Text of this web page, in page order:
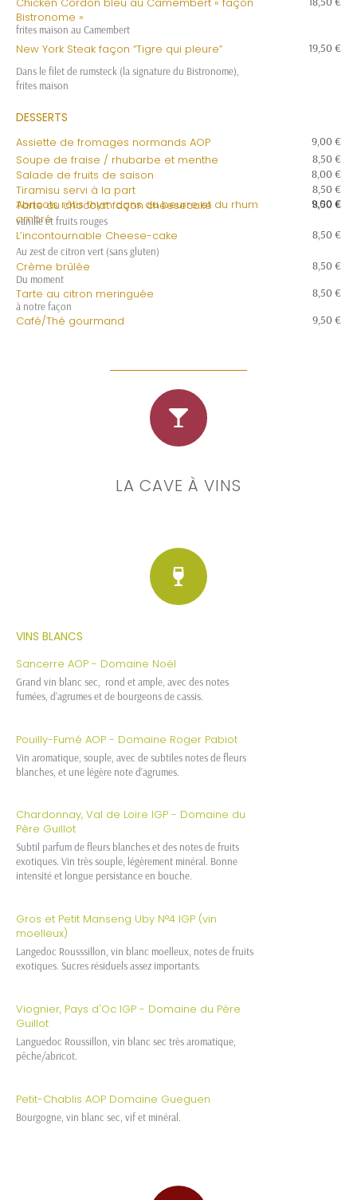
Bistronome »
frites maison au Camembert
New York Steak façon “Tigre qui pleure”
Dans le filet de rumsteck (la signature du Bistronome),
frites maison
19,50 €
DESSERTS
Assiette de fromages normands AOP 9,00 €
Soupe de fraise / rhubarbe et menthe 8,50 €
Salade de fruits de saison 8,00 €
Tiramisu servi à la part 8,50 €
Tarte au chocolat façon cheesecake 8,50 €
Abricots rôtis thym dans du beurre et du rhum
ambré
vanille et fruits rouges
9,00 €
L’incontournable Cheese-cake
Au zest de citron vert (sans gluten)
8,50 €
Crème brûlée
Du moment
8,50 €
Tarte au citron meringuée
à notre façon
8,50 €
Café/Thé gourmand 9,50 €
LA CAVE À VINS
VINS BLANCS
Sancerre AOP - Domaine Noël
Grand vin blanc sec, rond et ample, avec des notes
fumées, d’agrumes et de bourgeons de cassis.
Pouilly-Fumé AOP - Domaine Roger Pabiot
Vin aromatique, souple, avec de subtiles notes de fleurs
blanches, et une légère note d’agrumes.
Chardonnay, Val de Loire IGP - Domaine du
Père Guillot
Subtil parfum de fleurs blanches et des notes de fruits
exotiques. Vin très souple, légèrement minéral. Bonne
intensité et longue persistance en bouche.
Gros et Petit Manseng Uby N°4 IGP (vin
moelleux)
Langedoc Rousssillon, vin blanc moelleux, notes de fruits
exotiques. Sucres résiduels assez importants.
Viognier, Pays d'Oc IGP - Domaine du Père
Guillot
Languedoc Roussillon, vin blanc sec très aromatique,
pêche/abricot.
Petit-Chablis AOP Domaine Gueguen
Bourgogne, vin blanc sec, vif et minéral.